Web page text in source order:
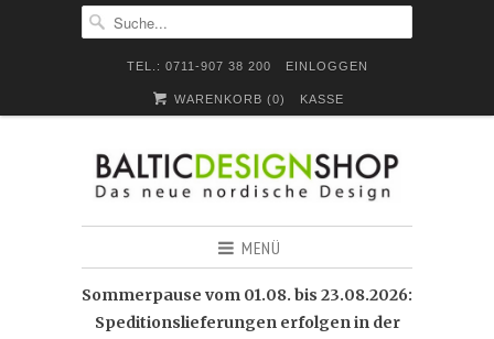
TEL.: 0711-907 38 200 EINLOGGEN
WARENKORB (0) KASSE
MENÜ
Sommerpause vom 01.08. bis 23.08.2026:
Speditionslieferungen erfolgen in der